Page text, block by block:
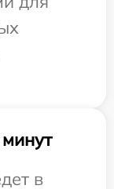
в